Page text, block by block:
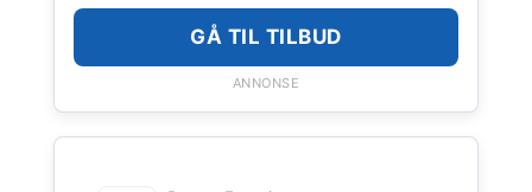
GÅ TIL TILBUD
ANNONSE